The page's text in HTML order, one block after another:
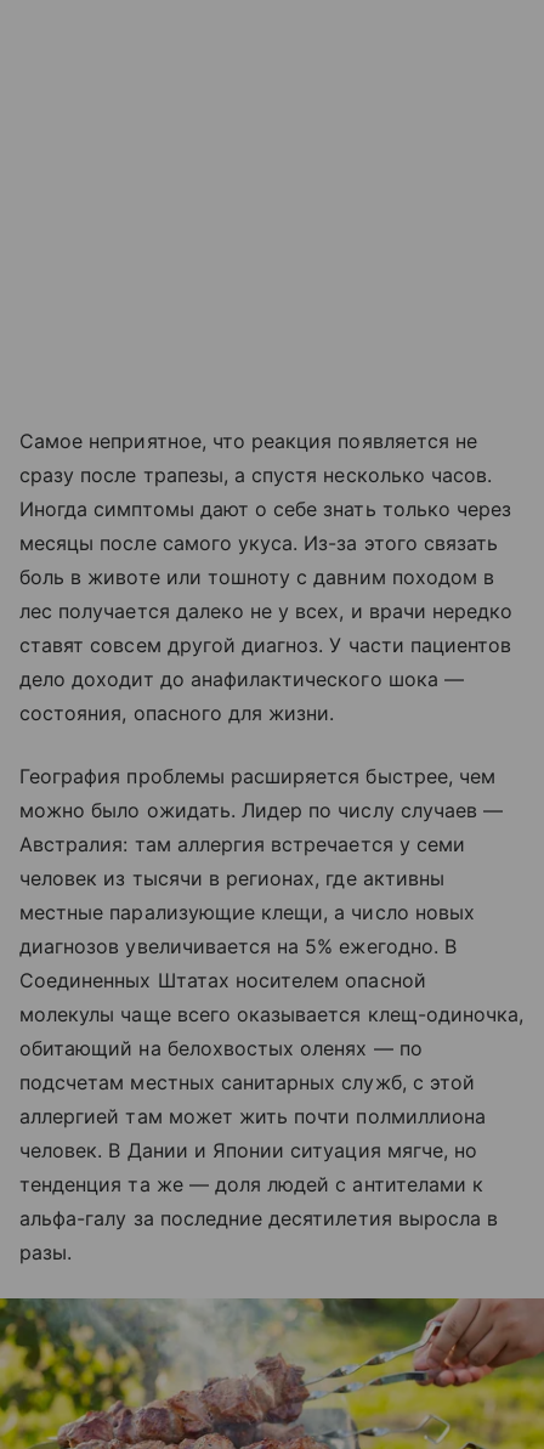
Самое неприятное, что реакция появляется не
сразу после трапезы, а спустя несколько часов.
Иногда симптомы дают о себе знать только через
месяцы после самого укуса. Из-за этого связать
боль в животе или тошноту с давним походом в
лес получается далеко не у всех, и врачи нередко
ставят совсем другой диагноз. У части пациентов
дело доходит до анафилактического шока —
состояния, опасного для жизни.
География проблемы расширяется быстрее, чем
можно было ожидать. Лидер по числу случаев —
Австралия: там аллергия встречается у семи
человек из тысячи в регионах, где активны
местные парализующие клещи, а число новых
диагнозов увеличивается на 5% ежегодно. В
Соединенных Штатах носителем опасной
молекулы чаще всего оказывается клещ-одиночка,
обитающий на белохвостых оленях — по
подсчетам местных санитарных служб, с этой
аллергией там может жить почти полмиллиона
человек. В Дании и Японии ситуация мягче, но
тенденция та же — доля людей с антителами к
альфа-галу за последние десятилетия выросла в
разы.